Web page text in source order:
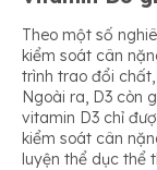
Theo một số
kiểm soát cân
trình trao đổi
Ngoài ra, D3 còn
vitamin D3 chỉ
kiểm soát cân
luyện thể dục thể